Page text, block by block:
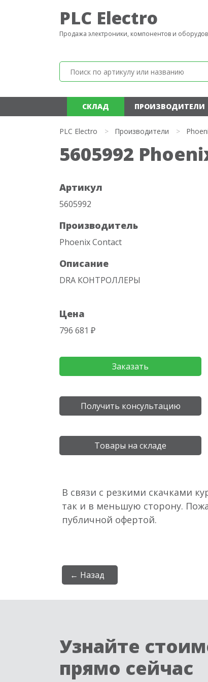
PLC Electro
Продажа электроники, компонентов и
СКЛАД ПРОИЗВОДИТЕЛИ
PLC Electro > Производители >
5605992
Артикул
5605992
Производитель
Phoenix Contact
Описание
DRA КОНТРОЛЛЕРЫ
Цена
796 681 ₽
Заказать
Получить консультацию
Товары на складе
В связи с резкими скачками
так и в меньшую сторону.
публичной офертой.
← Назад
Узнайте
прямо сейчас